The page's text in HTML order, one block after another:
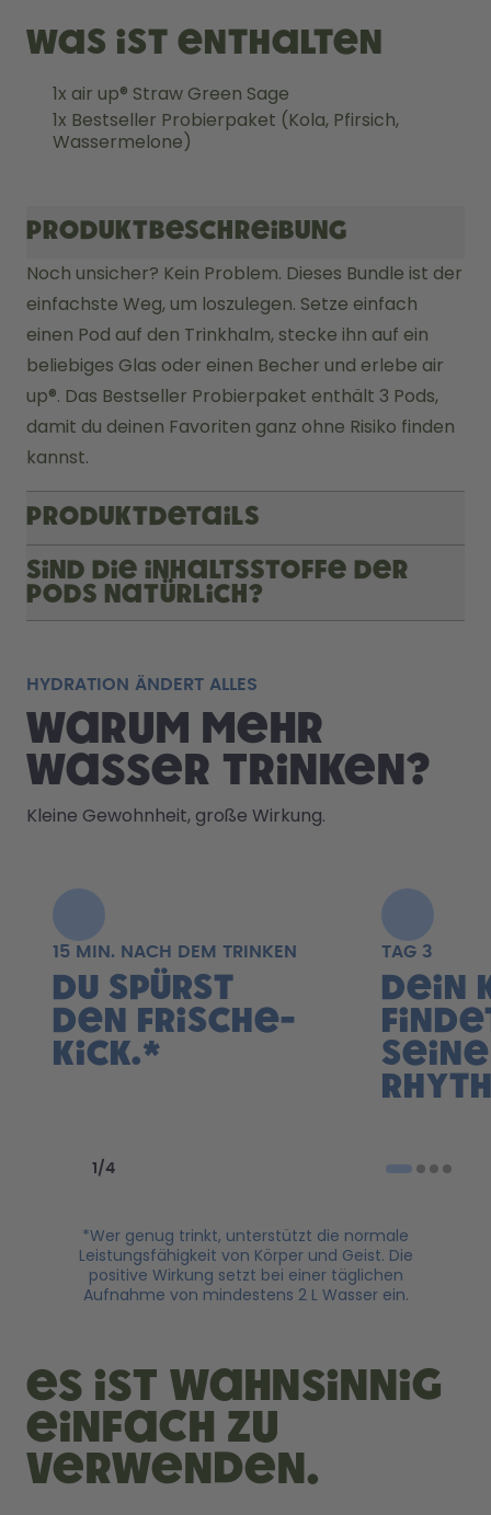
Was ist enthalten
1x air up® Straw Green Sage
1x Bestseller Probierpaket (Kola, Pfirsich,
Wassermelone)
Produktbeschreibung
Noch unsicher? Kein Problem. Dieses Bundle ist der
einfachste Weg, um loszulegen. Setze einfach
einen Pod auf den Trinkhalm, stecke ihn auf ein
beliebiges Glas oder einen Becher und erlebe air
up®. Das Bestseller Probierpaket enthält 3 Pods,
damit du deinen Favoriten ganz ohne Risiko finden
kannst.
Produktdetails
Sind die Inhaltsstoffe der
Pods natürlich?
HYDRATION ÄNDERT ALLES
Warum mehr
Wasser trinken?
Kleine Gewohnheit, große Wirkung.
15 MIN. NACH DEM TRINKEN
Du spürst
den Frische-
Kick.*
TAG 3
Dein
1 /4
*Wer genug trinkt, unterstützt die normale
Leistungsfähigkeit von Körper und Geist. Die
positive Wirkung setzt bei einer täglichen
Aufnahme von mindestens 2 L Wasser ein.
es ist wahnsinnig
einfach zu
verwenden.